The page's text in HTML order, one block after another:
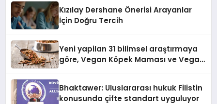
Kızılay Dershane Önerisi Arayanlar
İçin Doğru Tercih
Yeni yapilan 31 bilimsel araştırmaya
göre, Vegan Köpek Maması ve Vegan
Bhaktawer: Uluslararası hukuk Filistin
konusunda çifte standart uyguluyor